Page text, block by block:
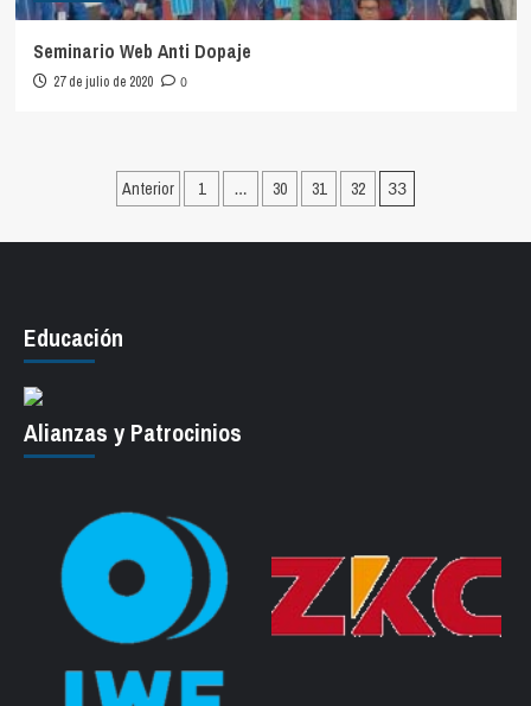
Seminario Web Anti Dopaje
27 de julio de 2020 0
Paginación
Anterior 1 … 30 31 32 33
Educación
Alianzas y Patrocinios